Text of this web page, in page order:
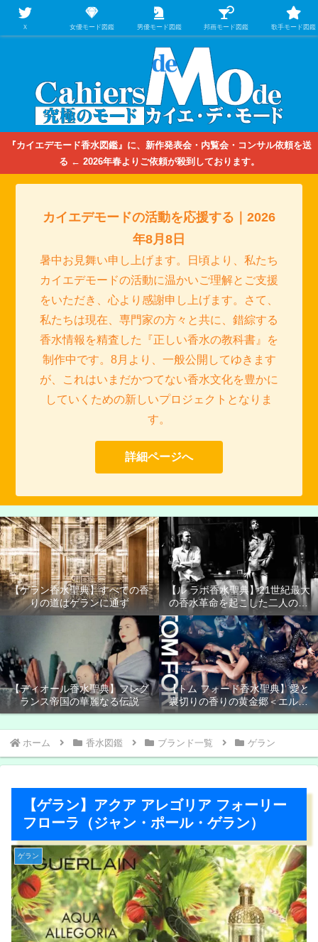
【映画/音楽の中のファッション＆香水】を徹底的に分析するファッション＆ア
パレル業界人のための学習サイト
『カイエデモード香水図鑑』に、新作発表会・内覧会・コンサル依頼を送
る ← 2026年春よりご依頼が殺到しております。
カイエデモードの活動を応援する｜2026
年8月8日
暑中お見舞い申し上げます。日頃より、私たち
カイエデモードの活動に温かいご理解とご支援
をいただき、心より感謝申し上げます。さて、
私たちは現在、専門家の方々と共に、錯綜する
香水情報を精査した『正しい香水の教科書』を
制作中です。8月より、一般公開してゆきます
が、これはいまだかつてない香水文化を豊かに
していくための新しいプロジェクトとなりま
す。
詳細ページへ
【ゲラン香水聖典】すべての香
りの道はゲランに通ず
【ル ラボ香水聖典】21世紀最大
の香水革命を起こした二人の男
たち
【ディオール香水聖典】フレグ
ランス帝国の華麗なる伝説
【トム フォード香水聖典】愛と
裏切りの香りの黄金郷＜エルド
ラド＞
ホーム 香水図鑑 ブランド一覧 ゲラン
【ゲラン】アクア アレゴリア フォーリー
フローラ（ジャン・ポール・ゲラン）
ゲラン
Ｘ 女優モード図鑑 男優モード図鑑 邦画モード図鑑 歌手モード図鑑